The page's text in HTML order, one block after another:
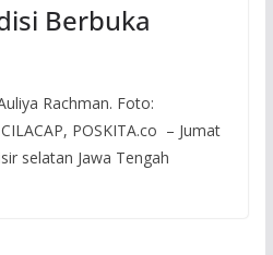
Berbuka
Rachman. Foto:
POSKITA.co – Jumat
selatan Jawa Tengah